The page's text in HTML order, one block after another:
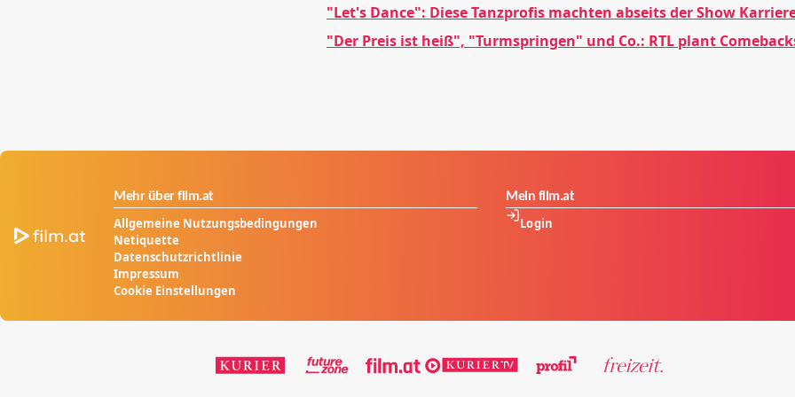
"Let's Dance": Diese Tanzprofis machten abseits der Show
"Der Preis ist heiß", "Turmspringen" und Co.: RTL plant
Mehr über film.at
Allgemeine Nutzungsbedingungen
Netiquette
Datenschutzrichtlinie
Impressum
Cookie Einstellungen
Mein film.at
Login